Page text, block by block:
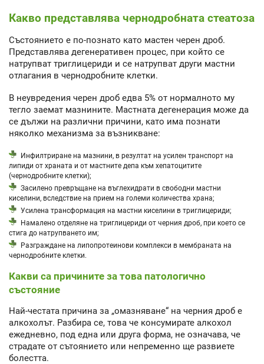
Какво представлява чернодробната стеатоза
Състоянието е по-познато като мастен черен дроб.
Представлява дегенеративен процес, при който се
натрупват триглицериди и се натрупват други мастни
отлагания в чернодробните клетки.
В неувредения черен дроб едва 5% от нормалното му
тегло заемат мазнините. Мастната дегенерация може да
се дължи на различни причини, като има познати
няколко механизма за възникване:
Инфилтриране на мазнини, в резултат на усилен транспорт на
липиди от храната и от мастните депа към хепатоцитите
(чернодробните клетки);
Засилено превръщане на въглехидрати в свободни мастни
киселини, вследствие на прием на големи количества храна;
Усилена трансформация на мастни киселини в триглицериди;
Намалено отделяне на триглицериди от черния дроб, при което се
стига до натрупването им;
Разграждане на липопротеинови комплекси в мембраната на
чернодробните клетки.
Какви са причините за това патологично
състояние
Най-честата причина за „омазняване“ на черния дроб е
алкохолът. Разбира се, това че консумирате алкохол
ежедневно, под една или друга форма, не означава, че
страдате от сътоянието или непременно ще развиете
болестта.